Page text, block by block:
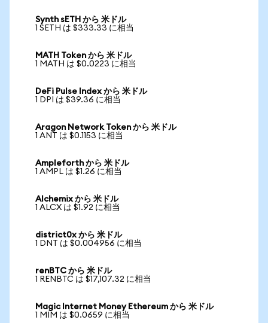
Synth sETH から 米ドル
1 SETH は $333.33 に相当
MATH Token から 米ドル
1 MATH は $0.0223 に相当
DeFi Pulse Index から 米ドル
1 DPI は $39.36 に相当
Aragon Network Token から 米ドル
1 ANT は $0.1153 に相当
Ampleforth から 米ドル
1 AMPL は $1.26 に相当
Alchemix から 米ドル
1 ALCX は $1.92 に相当
district0x から 米ドル
1 DNT は $0.004956 に相当
renBTC から 米ドル
1 RENBTC は $17,107.32 に相当
Magic Internet Money Ethereum から 米ドル
1 MIM は $0.0659 に相当